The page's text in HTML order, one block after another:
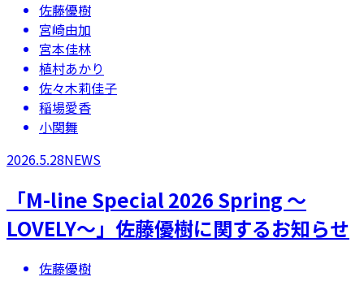
佐藤優樹
宮崎由加
宮本佳林
植村あかり
佐々木莉佳子
稲場愛香
小関舞
2026.5.28NEWS
​「M-line Special 2026 Spring ～
LOVELY～」佐藤優樹に関するお知らせ
佐藤優樹